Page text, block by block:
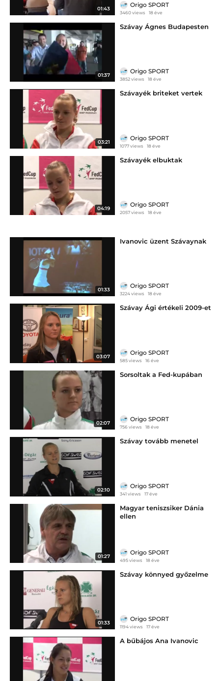
01:43
Origo SPORT
3460 views 18 éve
01:37
Szávay Ágnes Budapesten
Origo SPORT
3852 views 18 éve
03:21
Szávayék briteket vertek
Origo SPORT
1077 views 18 éve
04:19
Szávayék elbuktak
Origo SPORT
2057 views 18 éve
01:33
Ivanovic üzent Szávaynak
Origo SPORT
3224 views 18 éve
03:07
Szávay Ági értékeli 2009-et
Origo SPORT
585 views 16 éve
02:07
Sorsoltak a Fed-kupában
Origo SPORT
756 views 18 éve
02:10
Szávay tovább menetel
Origo SPORT
341 views 17 éve
01:27
Magyar teniszsiker Dánia
ellen
Origo SPORT
495 views 18 éve
01:33
Szávay könnyed győzelme
Origo SPORT
1194 views 17 éve
A bűbájos Ana Ivanovic